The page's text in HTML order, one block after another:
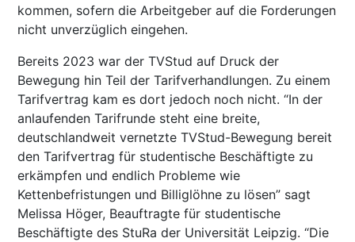
kommen, sofern die Arbeitgeber auf die Forderungen
nicht unverzüglich eingehen.
Bereits 2023 war der TVStud auf Druck der
Bewegung hin Teil der Tarifverhandlungen. Zu einem
Tarifvertrag kam es dort jedoch noch nicht. “In der
anlaufenden Tarifrunde steht eine breite,
deutschlandweit vernetzte TVStud-Bewegung bereit
den Tarifvertrag für studentische Beschäftigte zu
erkämpfen und endlich Probleme wie
Kettenbefristungen und Billiglöhne zu lösen” sagt
Melissa Höger, Beauftragte für studentische
Beschäftigte des StuRa der Universität Leipzig. “Die